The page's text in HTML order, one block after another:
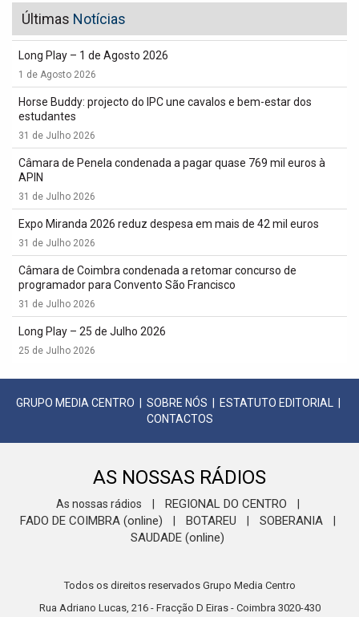
Últimas Notícias
Long Play – 1 de Agosto 2026
1 de Agosto 2026
Horse Buddy: projecto do IPC une cavalos e bem-estar dos
estudantes
31 de Julho 2026
Câmara de Penela condenada a pagar quase 769 mil euros à
APIN
31 de Julho 2026
Expo Miranda 2026 reduz despesa em mais de 42 mil euros
31 de Julho 2026
Câmara de Coimbra condenada a retomar concurso de
programador para Convento São Francisco
31 de Julho 2026
Long Play – 25 de Julho 2026
25 de Julho 2026
GRUPO MEDIA CENTRO SOBRE NÓS ESTATUTO EDITORIAL
CONTACTOS
AS NOSSAS RÁDIOS
As nossas rádios REGIONAL DO CENTRO
FADO DE COIMBRA (online) BOTAREU SOBERANIA
SAUDADE (online)
Todos os direitos reservados Grupo Media Centro
Rua Adriano Lucas, 216 - Fracção D Eiras - Coimbra 3020-430